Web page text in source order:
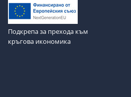
Подкрепа за прехода към
кръгова икономика